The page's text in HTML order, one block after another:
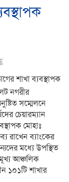
শাখা ব্যবস্থাপক
নগরীর
সম্মেলনে
চেয়ারম্যান
মোহাঃ
রাখেন ব্যাংকের
মধ্যে উপস্থিত
মূখ্য আঞ্চলিক
১০১টি শাখার